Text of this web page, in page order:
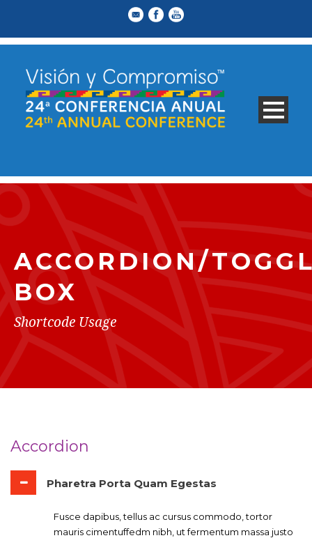
ACCORDION/
BOX
Shortcode Usage
Accordion
Pharetra Porta Quam Egestas
Fusce dapibus, tellus ac cursus commodo, tortor
mauris cimentuffedm nibh, ut fermentum massa justo